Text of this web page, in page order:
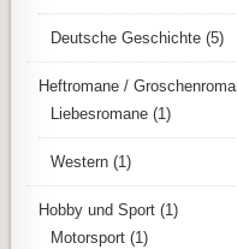
Deutsche Geschichte (5)
Heftromane /
Liebesromane (1)
Western (1)
Hobby und Sport (1)
Motorsport (1)